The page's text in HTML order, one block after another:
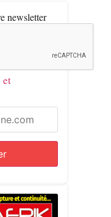
newsletter
et